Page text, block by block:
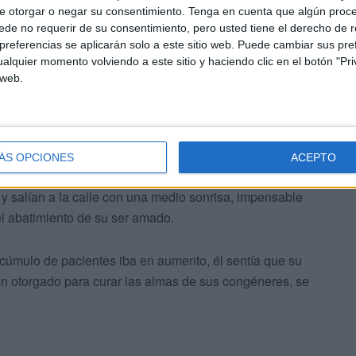
otorgar o negar su consentimiento. Tenga en cuenta que algún
no requerir de su consentimiento, pero usted tiene el derecho de
se aplicarán solo a este sitio web. Puede cambiar sus
momento volviendo a este sitio y haciendo clic en el botón
OPCIONES ACEPTO
Medicina, y concretamente Psiquiatría.
lo había guiado al estudio de sus
cuerpo humano, de sus enfermedades y de su
de sus miedos, de sus fantasmas, de sus
sino – sobre todo- por su extrema dulzura y
desasosiego de sus pacientes, que entraban en su
salían a la calle con una medio sonrisa, impensable
de su ser amado.
de pacientes iba en aumento, él sentía que su
otorgado para curar las almas de sus congéneres, se